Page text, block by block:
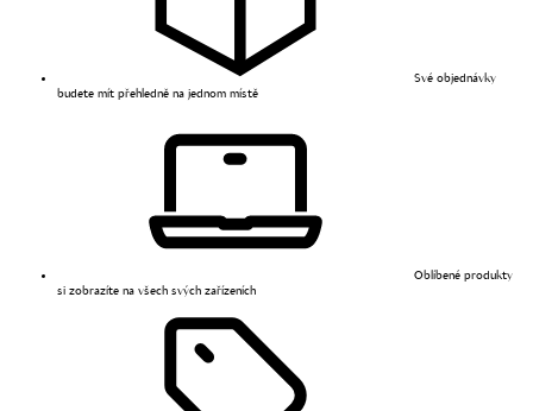
Své objednávky
budete mít přehledně na jednom místě
Oblíbené produkty
si zobrazíte na všech svých zařízeních